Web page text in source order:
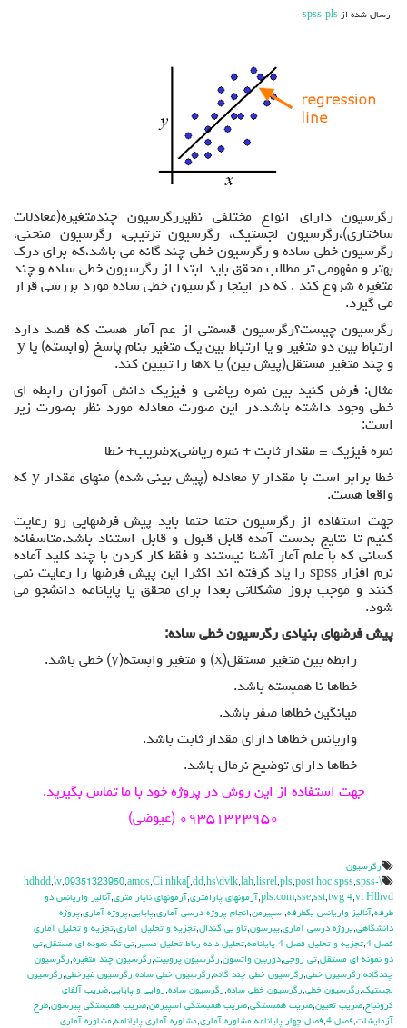
ارسال شده از spss-pls
رگرسیون دارای انواع مختلفی نظیررگرسیون چندمتغیره(معادلات
ساختاری)،رگرسیون لجستیک، رگرسیون ترتیبی، رگرسیون منحنی،
رگرسیون خطی ساده و رگرسیون خطی چند گانه می باشد،که برای درک
بهتر و مفهومی تر مطالب محقق باید ابتدا از رگرسیون خطی ساده و چند
متغیره شروع کند . که در اینجا رگرسیون خطی ساده مورد بررسی قرار
می گیرد.
رگرسیون چیست؟رگرسیون قسمتی از عم آمار هست که قصد دارد
ارتباط بین دو متغیر و یا ارتباط بین یک متغیر بنام پاسخ (وابسته) یا y
و چند متغیر مستقل(پیش بین) یا xها را تبیین کند.
مثال: فرض کنید بین نمره ریاضی و فیزیک دانش آموزان رابطه ای
خطی وجود داشته باشد.در این صورت معادله مورد نظر بصورت زیر
است:
نمره فیزیک = مقدار ثابت + نمره ریاضی×ضریب+ خطا
خطا برابر است با مقدار y معادله (پیش بینی شده) منهای مقدار y که
واقعا هست.
جهت استفاده از رگرسیون حتما حتما باید پیش فرضهایی رو رعایت
کنیم تا نتایج بدست آمده قابل قبول و قابل استناد باشد.متاسفانه
کسانی که با علم آمار آشنا نیستند و فقط کار کردن با چند کلید آماده
نرم افزار spss را یاد گرفته اند اکثرا این پیش فرضها را رعایت نمی
کنند و موجب بروز مشکلاتی بعدا برای محقق یا پایانامه دانشجو می
شود.
پیش فرضهای بنیادی رگرسیونخطی ساده:
رابطه بین متغیر مستقل(x) و متغیر وابسته(y) خطی باشد.
خطاها نا همبسته باشد.
میانگین خطاها صفر باشد.
واریانس خطاها دارای مقدار ثابت باشد.
خطاها دارای توضیح نرمال باشد.
جهت استفاده از این روش در پروژه خود با ما تماس بگیرید.
۰۹۳۵۱۳۲۳۹۵۰ (عیوضی)
رگرسیون
\hdhdd
,\v,09351323950,amos,Ci nhka[ ,dd,hs\dvlk,lah,lisrel,pls,post hoc,spss,spss-
pls.com,sse,sst,twg 4,vi Hlhvd
,آزمونهاي پارامتري,آزمونهاي ناپارامتري,آناليز واريانس دو
طرفه,آناليز واريانس يکطرفه,اسپيرمن,انجام پروژه درسي آماري,پايايي,پروژه آماري,پروژه
دانشگاهي,پروژه درسي آماري,پيرسون,تاو بي کندال,تجزيه و تحليل آماري,تجزيه و تحليل آماري
فصل 4
,تجزيه و تحليل فصل 4 پايانامه ,تحليل داده رباط,تحليل مسير ,تي تک نمونه اي مستقل,تي
دو نمونه اي مستقل,تي زوجي,دوربين واتسون,رگرسيون پروبيت,رگرسيون چند متغيره,رگرسيون
چندگانه,رگرسيون خطي,رگرسيون خطي چند گانه,رگرسيون خطي ساده,رگرسيون غيرخطي,رگرسيون
لجستيک,رگرسیون خطی,رگرسیون خطی ساده,رگرسیون ساده,روايي و پايايي,ضريب آلفاي
کرونباخ,ضريب تعيين,ضريب همبستگي,ضريب همبستگي اسپيرمن,ضريب همبستگي پيرسون,طرح
آزمايشات,فصل 4 ,فصل چهار پايانامه,مشاوره آماري,مشاوره آماري پايانامه,مشاوره آماري